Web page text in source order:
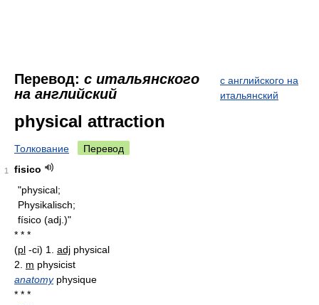
Перевод: с итальянского
на английский
с английского на
итальянский
physical attraction
Толкование Перевод
1
fisico
"physical;
Physikalisch;
físico (adj.)"
* * *
(pl -ci) 1. adj physical
2. m physicist
anatomyphysique
* * *